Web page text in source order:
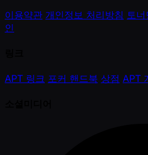
이용약관 개인정보 처리방침 토
인
APT 링크 포커 핸드북 상점 APT